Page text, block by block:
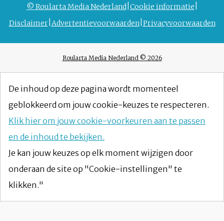
© Roularta Media Nederland Cookie informatie
Disclaimer Advertentievoorwaarden Privacyvoorwaarden
Roularta Media Nederland © 2026
De inhoud op deze pagina wordt momenteel
geblokkeerd om jouw cookie-keuzes te respecteren.
Klik hier om jouw cookie-voorkeuren aan te passen
en de inhoud te bekijken.
Je kan jouw keuzes op elk moment wijzigen door
onderaan de site op "Cookie-instellingen" te
klikken."